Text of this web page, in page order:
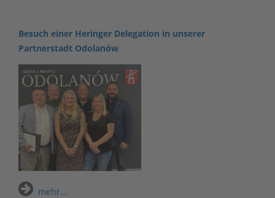
Besuch einer Heringer Delegation in unserer
Partnerstadt Odolanów
mehr...